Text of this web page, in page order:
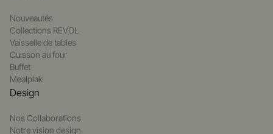
Nouveautés
Collections REVOL
Vaisselle de tables
Cuisson au four
Buffet
Mealplak
Design
Nos Collaborations
Notre vision design